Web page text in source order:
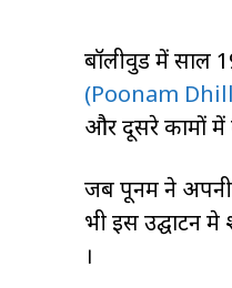
बॉलीवुड में साल
(Poonam
और दूसरे कामों में
जब पूनम ने अपनी
भी इस उद्घाटन
।